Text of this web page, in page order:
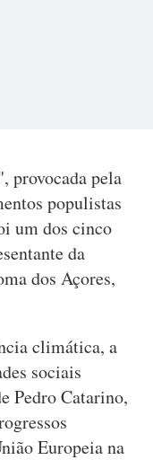
provocada pela
populistas
um dos cinco
da
dos Açores,
climática, a
sociais
Pedro Catarino,
Europeia na